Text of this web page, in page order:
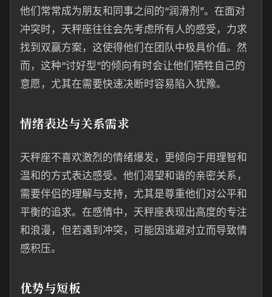
他们常常成为朋友和同事之间的“润滑剂”。在面对
冲突时，天秤座往往会先考虑所有人的感受，力求
找到双赢方案，这使得他们在团队中极具价值。然
而，这种“讨好型”的倾向有时会让他们牺牲自己的
意愿，尤其在需要快速决断时容易陷入犹豫。
情绪表达与关系需求
天秤座不喜欢激烈的情绪爆发，更倾向于用理智和
温和的方式表达感受。他们渴望和谐的亲密关系，
需要伴侣的理解与支持，尤其是尊重他们对公平和
平衡的追求。在感情中，天秤座表现出高度的专注
和浪漫，但若遇到冲突，可能因逃避对立而导致情
感积压。
优势与短板